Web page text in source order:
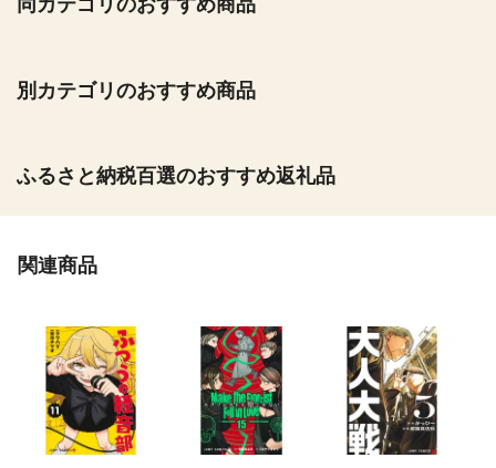
同カテゴリのおすすめ商品
別カテゴリのおすすめ商品
ふるさと納税百選のおすすめ返礼品
関連商品